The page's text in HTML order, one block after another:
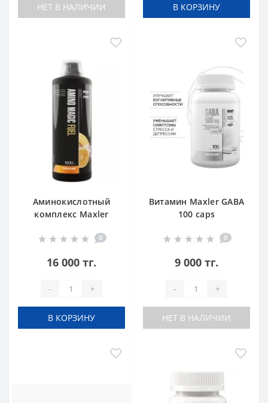
НЕТ В НАЛИЧИИ В КОРЗИНУ
Аминокислотный
комплекс Maxler
ml Orange
0
16 000 тг.
- +
В КОРЗИНУ
Витамин Maxler GABA
100 caps
0
9 000 тг.
- +
НЕТ В НАЛИЧИИ